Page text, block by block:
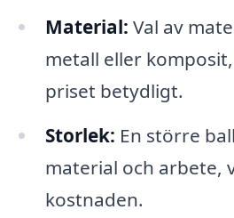
Material: Val av
metall eller
priset betydligt.
Storlek: En större
material och arbete,
kostnaden.